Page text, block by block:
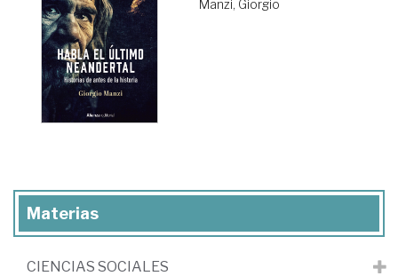
Manzi, Giorgio
Materias
CIENCIAS SOCIALES